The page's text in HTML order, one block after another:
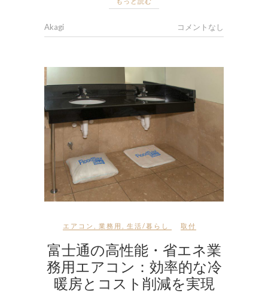
Akagi コメントなし
エアコン 業務用 生活/暮らし 取付
富士通の高性能・省エネ業
務用エアコン：効率的な冷
暖房とコスト削減を実現